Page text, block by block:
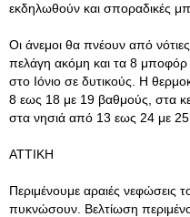
εκδηλωθούν και σποραδικές
Οι άνεμοι θα πνέουν από
πελάγη ακόμη και τα 8 μποφόρ
στο Ιόνιο σε δυτικούς. Η
8 εως 18 με 19 βαθμούς, στα
στα νησιά από 13 εως 24 με 25
ΑΤΤΙΚΗ
Περιμένουμε αραιές
πυκνώσουν. Βελτίωση